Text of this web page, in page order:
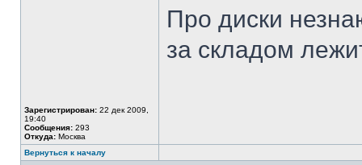
Зарегистрирован: 22 дек 2009,
19:40
Сообщения: 293
Откуда: Москва
Про диски
за складом
Вернуться к началу